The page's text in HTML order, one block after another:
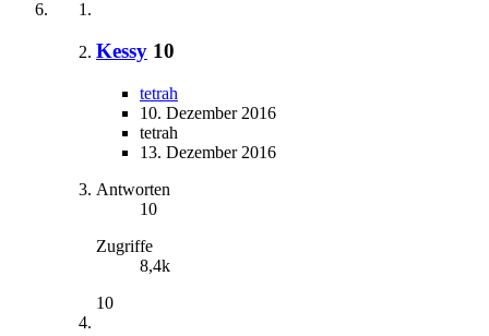
Kessy 10
tetrah
10. Dezember 2016
tetrah
13. Dezember 2016
Antworten
10
Zugriffe
8,4k
10